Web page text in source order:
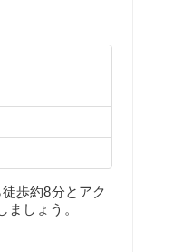
歩約8分とアク
しょう。